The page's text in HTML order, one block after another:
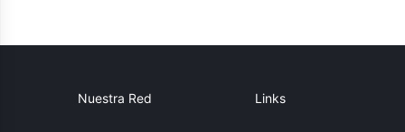
Nuestra Red Links